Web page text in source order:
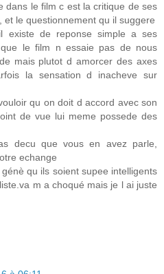
dans le film c est la critique de ses
et le questionnement qu il suggere
existe de reponse simple a ses
le film n essaie pas de nous
mais plutot d amorcer des axes
la sensation d inacheve sur
qu on doit d accord avec son
de vue lui meme possede des
decu que vous en avez parle,
echange
qu ils soient supee intelligents
m a choqué mais je l ai juste